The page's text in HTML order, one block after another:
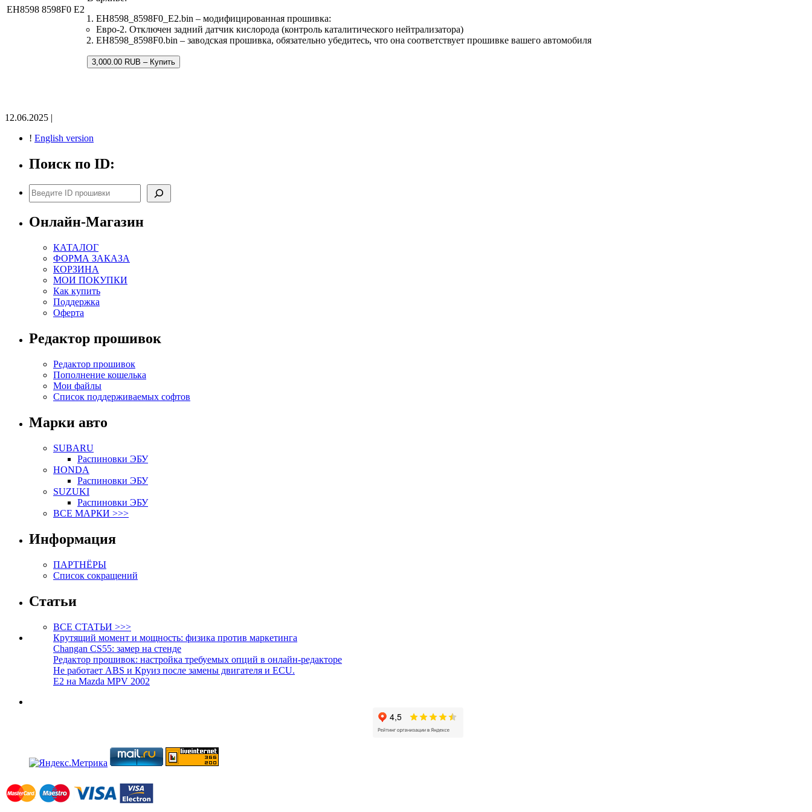
EH8598 8598F0 E2
EH8598_8598F0_E2.bin – модифицированная прошивка:
Евро-2. Отключен задний датчик кислорода (контроль каталитического нейтрализатора)
EH8598_8598F0.bin – заводская прошивка, обязательно убедитесь, что она соответствует прошивке вашего автомобиля
3,000.00 RUB – Купить
12.06.2025 |
! English version
Поиск по ID:
Поиск
Онлайн-Магазин
КАТАЛОГ
ФОРМА ЗАКАЗА
КОРЗИНА
МОИ ПОКУПКИ
Как купить
Поддержка
Оферта
Редактор прошивок
Редактор прошивок
Пополнение кошелька
Мои файлы
Список поддерживаемых софтов
Марки авто
SUBARU
Распиновки ЭБУ
HONDA
Распиновки ЭБУ
SUZUKI
Распиновки ЭБУ
ВСЕ МАРКИ >>>
Информация
ПАРТНЁРЫ
Список сокращений
Статьи
ВСЕ СТАТЬИ >>>
Крутящий момент и мощность: физика против маркетинга
Changan CS55: замер на стенде
Редактор прошивок: настройка требуемых опций в онлайн-редакторе
Не работает ABS и Круиз после замены двигателя и ECU.
E2 на Mazda MPV 2002